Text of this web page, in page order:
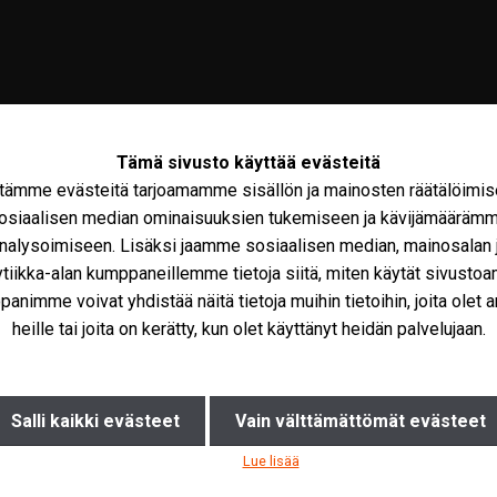
Maxus Iveco Varaosat Tarvikkeet
Tämä sivusto käyttää evästeitä
evästeitä tarjoamamme sisällön ja mainosten
median ominaisuuksien tukemiseen ja
Lisäksi jaamme sosiaalisen median, mainosalan
alan kumppaneillemme tietoja siitä, miten käytät
voivat yhdistää näitä tietoja muihin tietoihin, joita olet
heille tai joita on kerätty, kun olet käyttänyt heidän palvelujaan.
Salli kaikki evästeet Vain välttämättömät evästeet
Lue lisää